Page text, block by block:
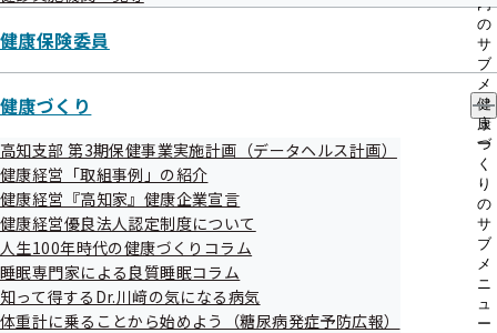
ュ
内
の
サ
ブ
メ
ニ
ュ
ー
健康保険委員
健康づくり
健
康
づ
く
り
の
サ
ブ
メ
ニ
ュ
ー
高知支部 第3期保健事業実施計画（データヘルス計画）
健康経営「取組事例」の紹介
健康経営『高知家』健康企業宣言
健康経営優良法人認定制度について
人生100年時代の健康づくりコラム
睡眠専門家による良質睡眠コラム
知って得するDr.川﨑の気になる病気
体重計に乗ることから始めよう（糖尿病発症予防広報）
定健康診査情報を旧保険者から協会けんぽに提供することが
可能となっています。この提供にあたっては、オンライン資
格確認等システムを用いて提供を受ける場合に限り、加入者
本人の同意を受けることは不要とされています。
ただし、旧保険者において実施された特定健康診査情報の提
供を希望しない場合は、不同意申請書の提出が必要になりま
す。
不同意申請書